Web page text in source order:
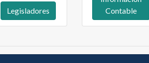
Legisladores
Contable